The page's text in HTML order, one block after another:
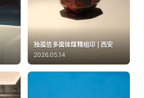
独孤信多面体煤精组印 | 西安
2026.05.14